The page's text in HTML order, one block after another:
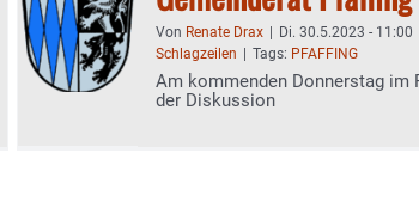
Von Renate Drax Di. 30.5.2023 - 11:00
Schlagzeilen
Tags: PFAFFING
Am kommenden Donnerstag im
der Diskussion